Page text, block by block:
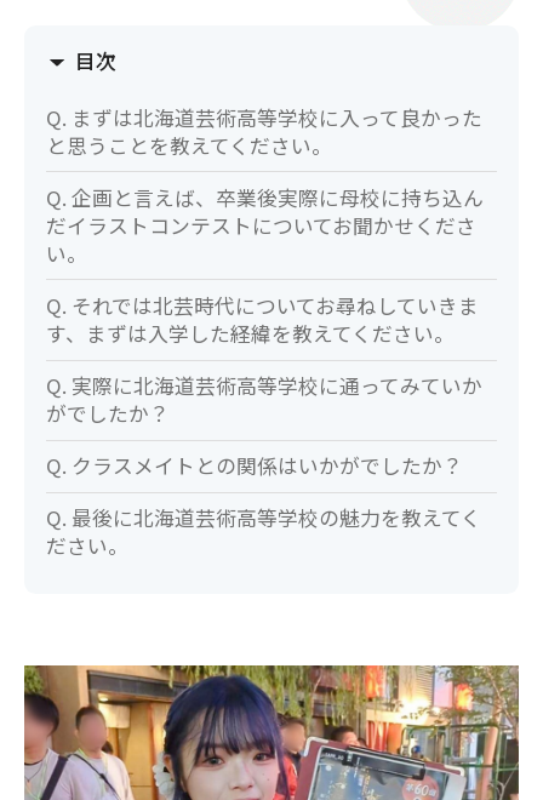
目次
Q. まずは北海道芸術高等学校に入って良かった
と思うことを教えてください。
Q. 企画と言えば、卒業後実際に母校に持ち込ん
だイラストコンテストについてお聞かせくださ
い。
Q. それでは北芸時代についてお尋ねしていきま
す、まずは入学した経緯を教えてください。
Q. 実際に北海道芸術高等学校に通ってみていか
がでしたか？
Q. クラスメイトとの関係はいかがでしたか？
Q. 最後に北海道芸術高等学校の魅力を教えてく
ださい。